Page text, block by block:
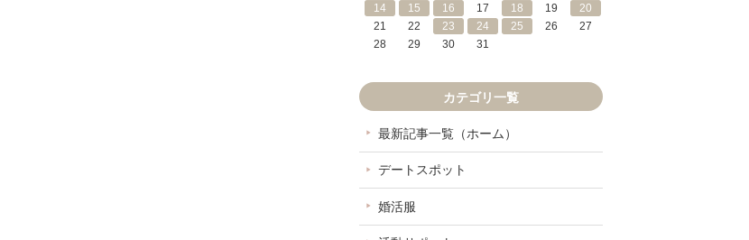
14
15 16 17 18 19
20
21
22 23 24 25 26
27
28
29 30 31
カテゴリ一覧
最新記事一覧（ホーム）
デートスポット
婚活服